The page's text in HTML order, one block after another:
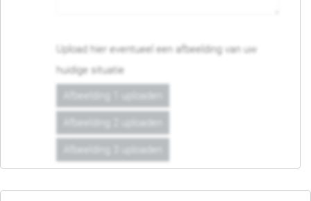
Upload hier eventueel een afbeelding van uw
huidige situatie